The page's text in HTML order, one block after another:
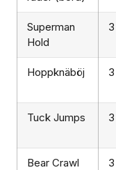
Superman
Hold
Hoppknäböj
Tuck Jumps
Bear Crawl